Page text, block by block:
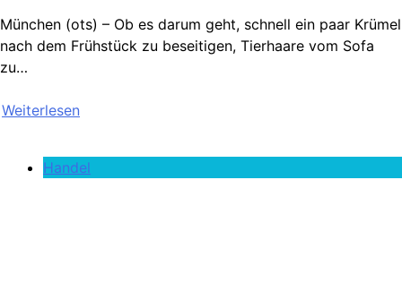
München (ots) – Ob es darum geht, schnell ein paar Krümel
nach dem Frühstück zu beseitigen, Tierhaare vom Sofa
zu…
Weiterlesen
Handel